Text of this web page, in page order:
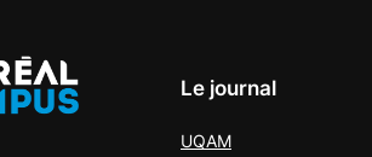
Le journal
UQAM